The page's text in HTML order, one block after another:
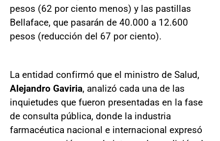
pesos (62 por ciento menos) y las pastillas
Bellaface, que pasarán de 40.000 a 12.600
pesos (reducción del 67 por ciento).
La entidad confirmó que el ministro de Salud,
Alejandro Gaviria, analizó cada una de las
inquietudes que fueron presentadas en la fase
de consulta pública, donde la industria
farmacéutica nacional e internacional expresó